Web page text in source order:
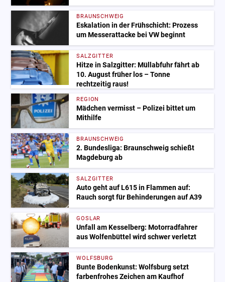
BRAUNSCHWEIG
Eskalation in der Frühschicht: Prozess
um Messerattacke bei VW beginnt
SALZGITTER
Hitze in Salzgitter: Müllabfuhr fährt ab
10. August früher los – Tonne
rechtzeitig raus!
REGION
Mädchen vermisst – Polizei bittet um
Mithilfe
BRAUNSCHWEIG
2. Bundesliga: Braunschweig schießt
Magdeburg ab
SALZGITTER
Auto geht auf L615 in Flammen auf:
Rauch sorgt für Behinderungen auf A39
GOSLAR
Unfall am Kesselberg: Motorradfahrer
aus Wolfenbüttel wird schwer verletzt
WOLFSBURG
Bunte Bodenkunst: Wolfsburg setzt
farbenfrohes Zeichen am Kaufhof